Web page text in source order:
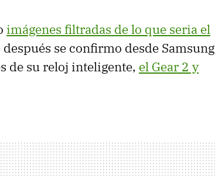
imágenes filtradas de lo que seria el
después se confirmo desde Samsung
de su reloj inteligente, el Gear 2 y